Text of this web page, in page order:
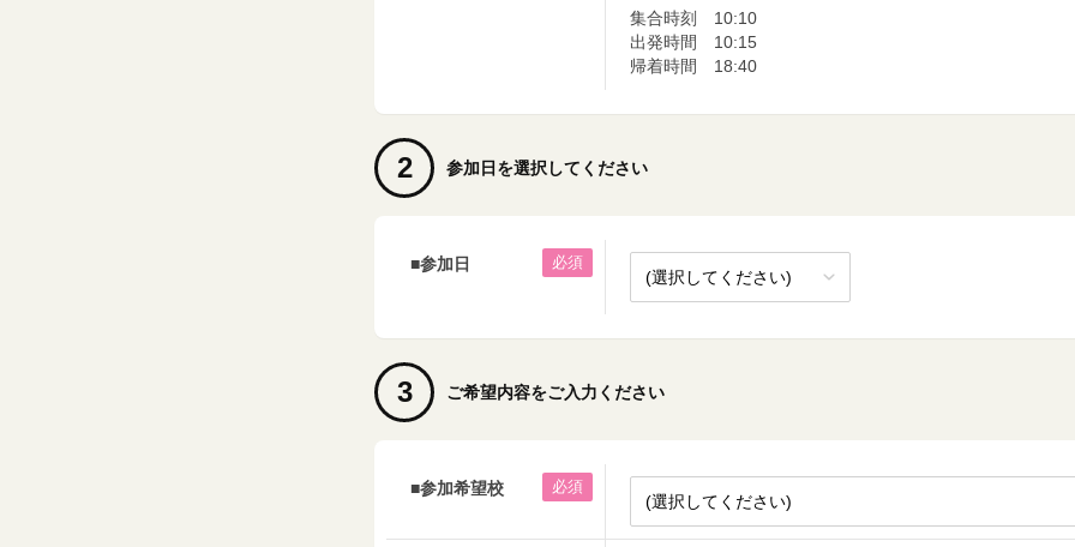
集合時刻 10:10
出発時間 10:15
帰着時間 18:40
2 参加日を選択してください
■参加日 必須
3 ご希望内容をご入力ください
■参加希望校 必須